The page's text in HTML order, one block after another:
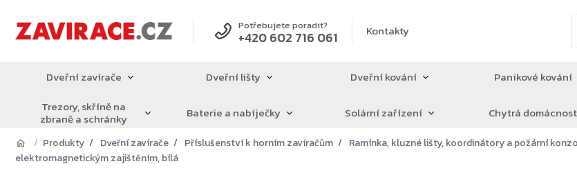
obsah
Potřebujete poradit?
+420 602 716 061 Kontakty
Dveřní zavírače Dveřní lišty Dveřní kování Panikové kování
Trezory, skříně na
zbraně a schránky Baterie a nabíječky Solární zařízení Chytrá domácnost
Produkty Dveřní zavírače Příslušenství k horním zavíračům Ramínka, kluzné lišty, koordinátory a požární
elektromagnetickým zajištěním, bílá